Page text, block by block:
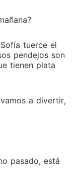
tuerce el
pendejos son
tienen plata
a divertir,
pasado, está